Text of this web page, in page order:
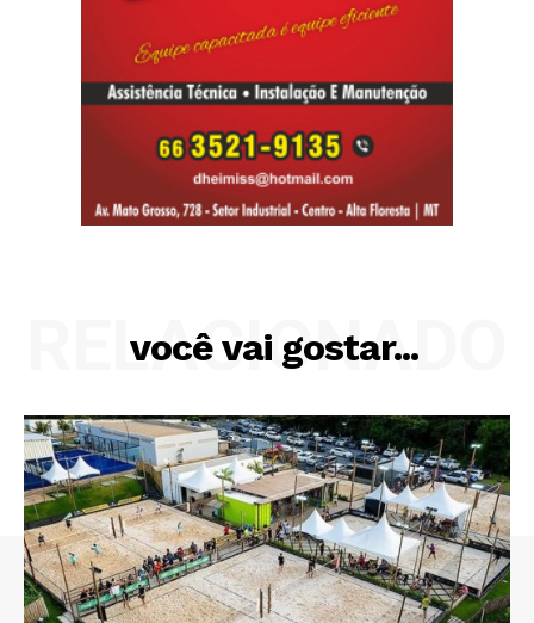
você vai gostar...
RELACIONADO